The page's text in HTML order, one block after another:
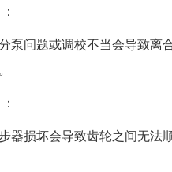
泵问题或调校不当会导致离
器损坏会导致齿轮之间无法